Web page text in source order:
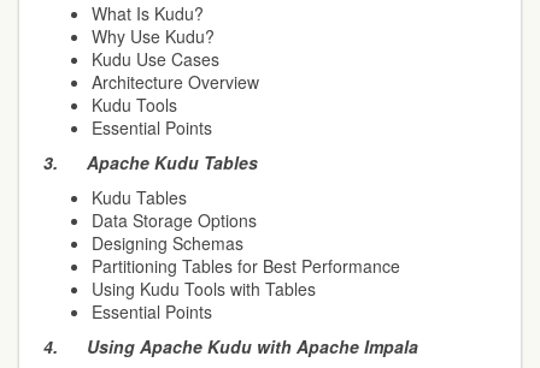
What Is Kudu?
Why Use Kudu?
Kudu Use Cases
Architecture Overview
Kudu Tools
Essential Points
3. Apache Kudu Tables
Kudu Tables
Data Storage Options
Designing Schemas
Partitioning Tables for Best Performance
Using Kudu Tools with Tables
Essential Points
4. Using Apache Kudu with Apache Impala